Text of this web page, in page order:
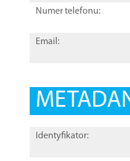
Numer telefonu:
Email:
Identyfikator: